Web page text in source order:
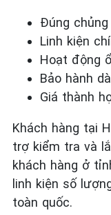
Đúng
Linh kiện
Hoạt động
Bảo hành
Giá thành
Khách hàng tại
trợ kiểm tra và
khách hàng ở
linh kiện số
toàn quốc.